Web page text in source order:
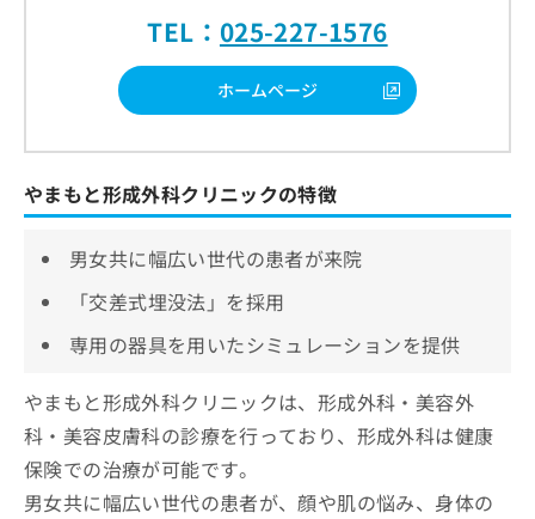
TEL： 025-227-1576
ホームページ
やまもと形成外科クリニックの特徴
男女共に幅広い世代の患者が来院
「交差式埋没法」を採用
専用の器具を用いたシミュレーションを提供
やまもと形成外科クリニックは、形成外科・美容外
科・美容皮膚科の診療を行っており、形成外科は健康
保険での治療が可能です。
男女共に幅広い世代の患者が、顔や肌の悩み、身体の